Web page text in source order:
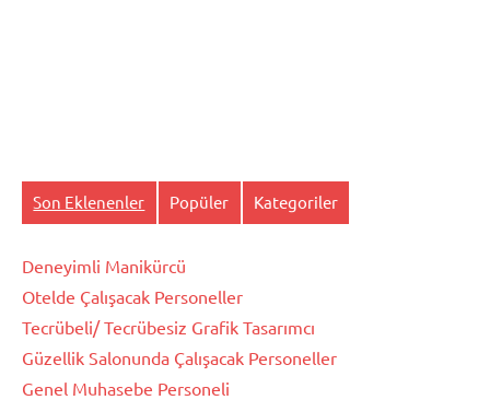
Son Eklenenler Popüler Kategoriler
Deneyimli Manikürcü
Otelde Çalışacak Personeller
Tecrübeli/ Tecrübesiz Grafik Tasarımcı
Güzellik Salonunda Çalışacak Personeller
Genel Muhasebe Personeli